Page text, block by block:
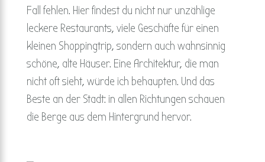
Fall fehlen. Hier findest du nicht nur unzählige
leckere Restaurants, viele Geschäfte für einen
kleinen Shoppingtrip, sondern auch wahnsinnig
schöne, alte Häuser. Eine Architektur, die man
nicht oft sieht, würde ich behaupten. Und das
Beste an der Stadt: in allen Richtungen schauen
die Berge aus dem Hintergrund hervor.